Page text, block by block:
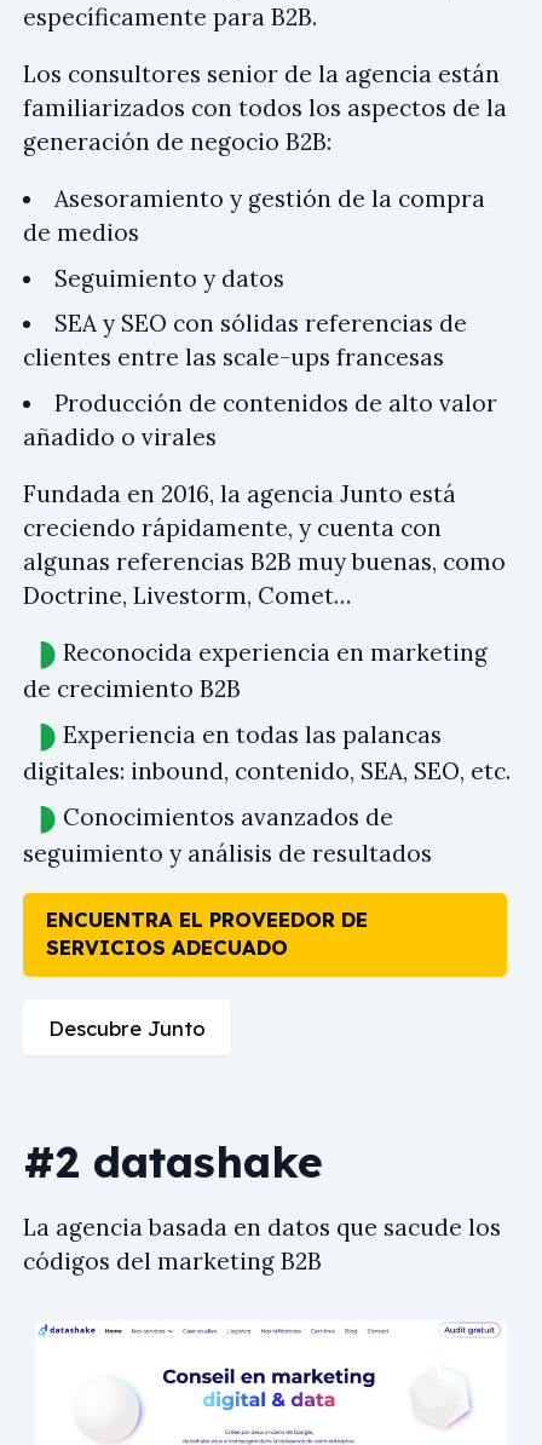
específicamente para B2B.
Los consultores senior de la agencia están
familiarizados con todos los aspectos de la
generación de negocio B2B:
Asesoramiento y gestión de la compra
de medios
Seguimiento y datos
SEA y SEO con sólidas referencias de
clientes entre las scale-ups francesas
Producción de contenidos de alto valor
añadido o virales
Fundada en 2016, la agencia Junto está
creciendo rápidamente, y cuenta con
algunas referencias B2B muy buenas, como
Doctrine, Livestorm, Comet…
Reconocida experiencia en marketing
de crecimiento B2B
Experiencia en todas las palancas
digitales: inbound, contenido, SEA, SEO, etc.
Conocimientos avanzados de
seguimiento y análisis de resultados
ENCUENTRA EL PROVEEDOR DE
SERVICIOS ADECUADO
Descubre Junto
#2 datashake
La agencia basada en datos que sacude los
códigos del marketing B2B